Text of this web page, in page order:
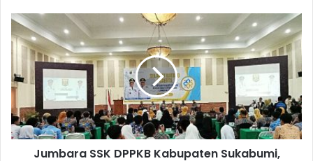
Jumbara SSK DPPKB Kabupaten Sukabumi,